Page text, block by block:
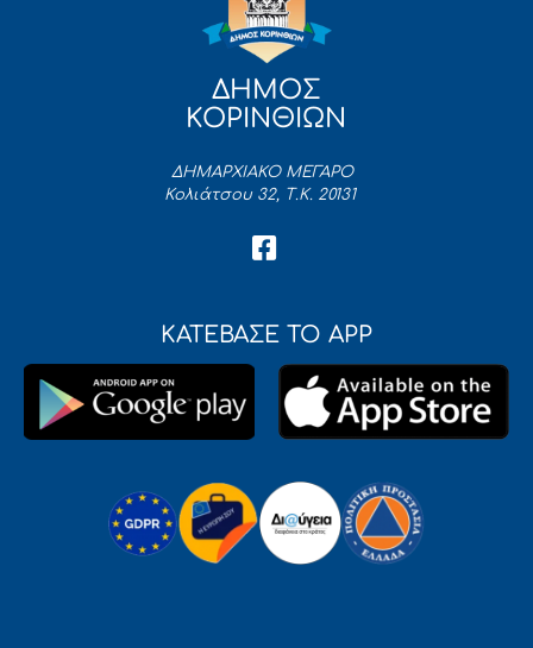
ΔΗΜΟΣ
ΚΟΡΙΝΘΙΩΝ
ΔΗΜΑΡΧΙΑΚΟ ΜΕΓΑΡΟ
Κολιάτσου 32, Τ.Κ. 20131
ΚΑΤΕΒΑΣΕ ΤΟ APP